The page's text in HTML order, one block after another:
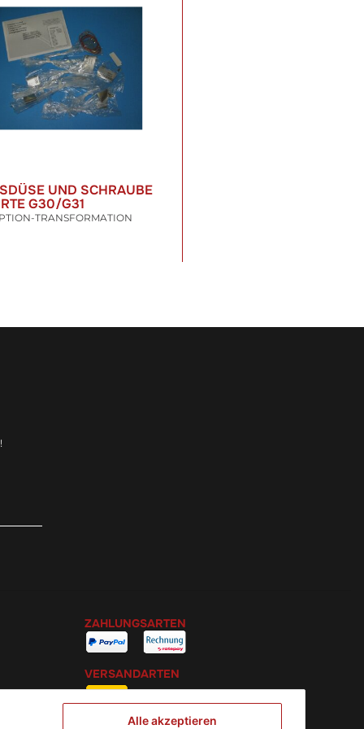
UND SCHRAUBE
G30/G31
TRANSFORMATION
ZAHLUNGSARTEN
VERSANDARTEN
Alle akzeptieren